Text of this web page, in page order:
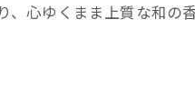
、心ゆくまま上質な和の